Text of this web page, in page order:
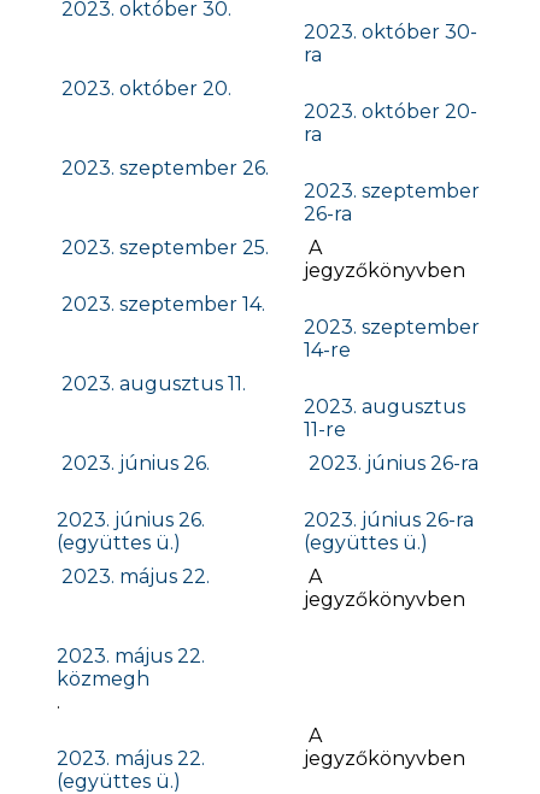
2023. október 30.
2023. október 30-
ra
2023. október 20.
2023. október 20-
ra
2023. szeptember 26.
2023. szeptember
26-ra
2023. szeptember 25.
A
jegyzőkönyvben
2023. szeptember 14.
2023. szeptember
14-re
2023. augusztus 11.
2023. augusztus
11-re
2023. június 26.
2023. június 26-ra
2023. június 26.
(együttes ü.)
2023. június 26-ra
(együttes ü.)
2023. május 22.
A
jegyzőkönyvben
2023. május 22.
közmegh
.
2023. május 22.
(együttes ü.)
A
jegyzőkönyvben